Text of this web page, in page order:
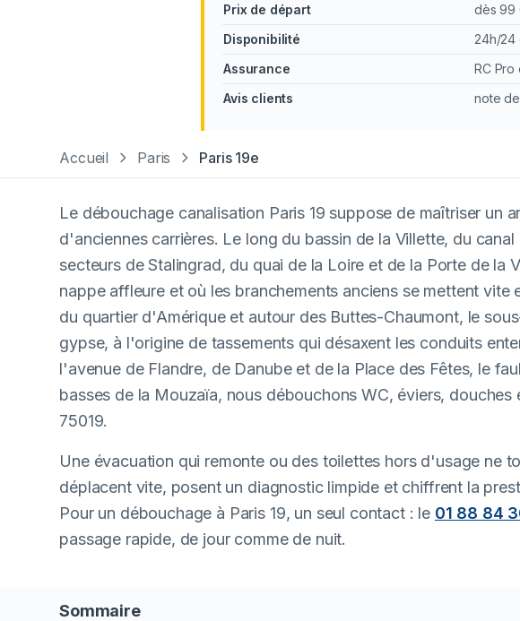
Prix de départ
dès 99
Disponibilité
24h/24
Assurance
RC Pro
Avis clients
note
Accueil Paris Paris 19e
Le débouchage canalisation Paris 19 suppose de maîtriser un
d'anciennes carrières. Le long du bassin de la Villette, du
secteurs de Stalingrad, du quai de la Loire et de la Porte de la
nappe affleure et où les branchements anciens se mettent vite
du quartier d'Amérique et autour des Buttes-Chaumont, le
gypse, à l'origine de tassements qui désaxent les conduits
l'avenue de Flandre, de Danube et de la Place des Fêtes, le
basses de la Mouzaïa, nous débouchons WC, éviers,
75019.
Une évacuation qui remonte ou des toilettes hors d'usage ne
déplacent vite, posent un diagnostic limpide et chiffrent la
Pour un débouchage à Paris 19, un seul contact : le 01 88 84
passage rapide, de jour comme de nuit.
Sommaire